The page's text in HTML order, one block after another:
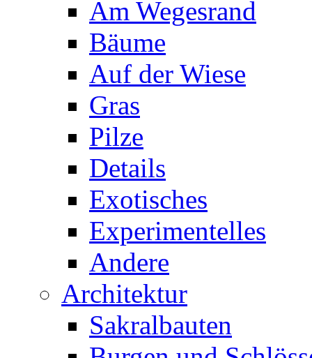
Am Wegesrand
Bäume
Auf der Wiese
Gras
Pilze
Details
Exotisches
Experimentelles
Andere
Architektur
Sakralbauten